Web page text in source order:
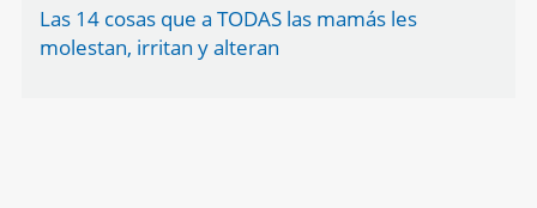
Las 14 cosas que a TODAS las mamás les
molestan, irritan y alteran